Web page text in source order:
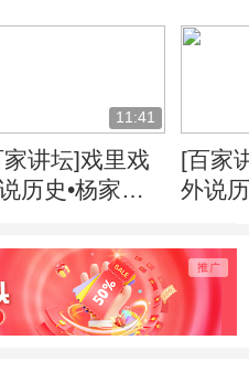
11:41
家讲坛]戏里戏
历史•杨家将
[百家
外说